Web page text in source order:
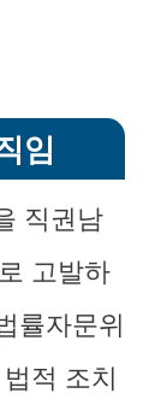
임
직권남
고발하
률자문위
적 조치